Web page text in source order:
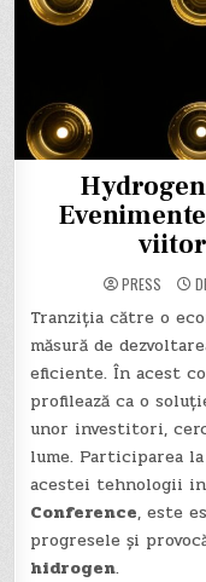
PRESS
Tranziția către o
măsură de
eficiente. În acest
profilează ca o
unor investitori,
lume. Participarea la
acestei tehnologii
Conference, este
progresele și
hidrogen.